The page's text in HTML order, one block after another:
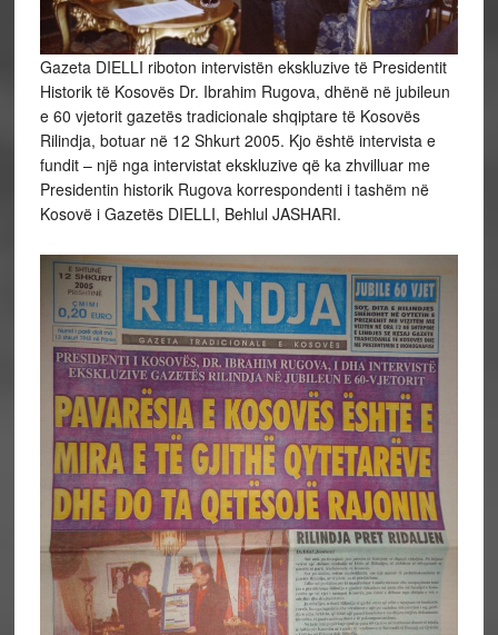
Gazeta DIELLI riboton intervistën ekskluzive të Presidentit
Historik të Kosovës Dr. Ibrahim Rugova, dhënë në jubileun
e 60 vjetorit gazetës tradicionale shqiptare të Kosovës
Rilindja, botuar në 12 Shkurt 2005. Kjo është intervista e
fundit – një nga intervistat ekskluzive që ka zhvilluar me
Presidentin historik Rugova korrespondenti i tashëm në
Kosovë i Gazetës DIELLI, Behlul JASHARI.